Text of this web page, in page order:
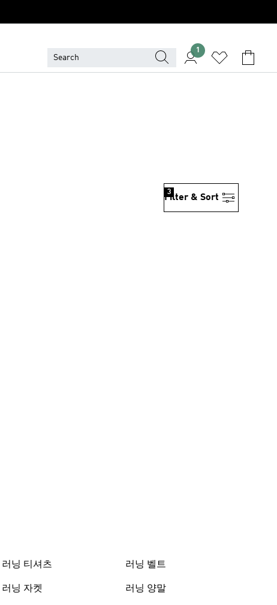
1
Filter & Sort
3
러닝 티셔츠
러닝 자켓
러닝 벨트
러닝 양말